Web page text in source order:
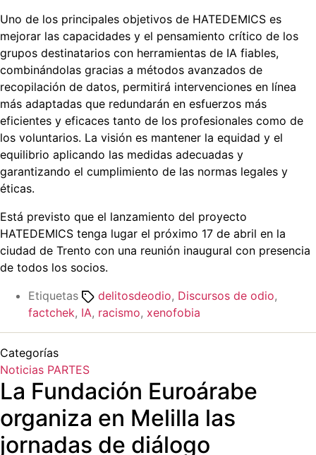
Uno de los principales objetivos de HATEDEMICS es
mejorar las capacidades y el pensamiento crítico de los
grupos destinatarios con herramientas de IA fiables,
combinándolas gracias a métodos avanzados de
recopilación de datos, permitirá intervenciones en línea
más adaptadas que redundarán en esfuerzos más
eficientes y eficaces tanto de los profesionales como de
los voluntarios. La visión es mantener la equidad y el
equilibrio aplicando las medidas adecuadas y
garantizando el cumplimiento de las normas legales y
éticas.
Está previsto que el lanzamiento del proyecto
HATEDEMICS tenga lugar el próximo 17 de abril en la
ciudad de Trento con una reunión inaugural con presencia
de todos los socios.
Etiquetas
delitosdeodio, Discursos de odio,
factchek, IA, racismo, xenofobia
Categorías
Noticias PARTES
La Fundación Euroárabe
organiza en Melilla las
jornadas de diálogo